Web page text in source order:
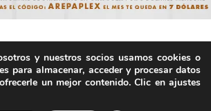
2021-2025 - Hecho por humanos, no por
los derechos reservados.
y nuestros socios usamos cookies o
para almacenar, acceder y procesar datos
un mejor contenido. Clic en ajustes